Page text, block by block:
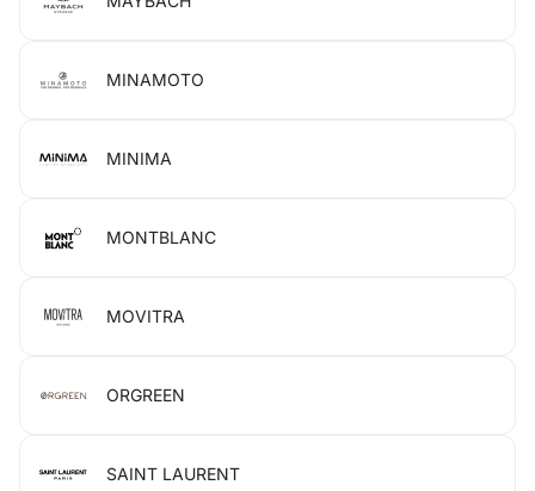
MINAMOTO
MINIMA
MONTBLANC
MOVITRA
ORGREEN
SAINT LAURENT